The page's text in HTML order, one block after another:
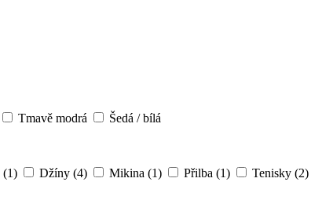
Tmavě modrá
Šedá / bílá
(1) Džíny (4) Mikina (1) Přilba (1) Tenisky (2)